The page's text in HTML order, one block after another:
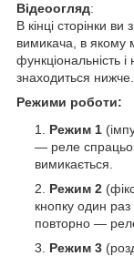
Відеоогляд:
В кінці сторінки
вимикача, в якому
функціональність
знаходиться нижче.
Режими роботи:
Режим 1
— реле
вимикається.
Режим 2
кнопку один
повторно —
Режим 3